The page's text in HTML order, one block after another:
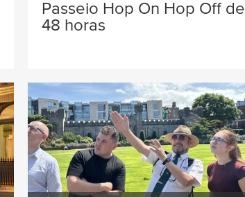
Passeio Hop On Hop Off de
48 horas